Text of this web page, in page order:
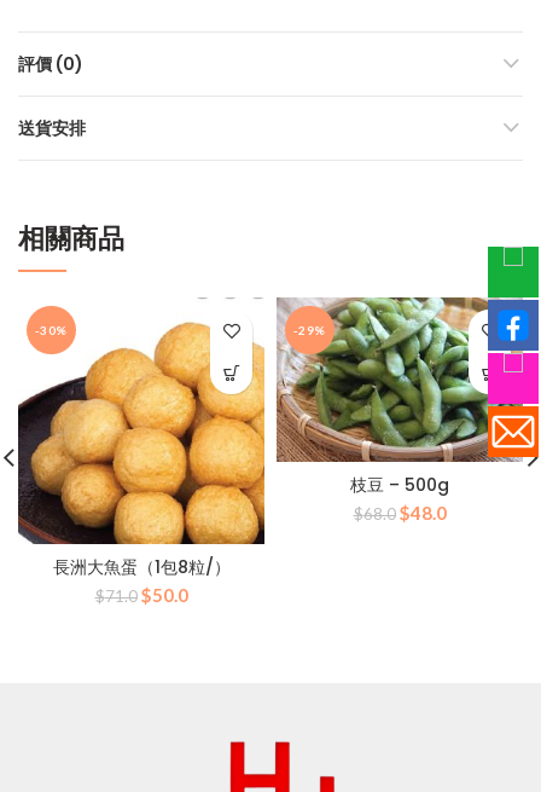
評價 (0)
送貨安排
相關商品
-30%
長洲大魚蛋（1包8粒/）
$71.0 原
$50.0目
-29%
枝豆 – 500g
$68.0 原
$48.0目